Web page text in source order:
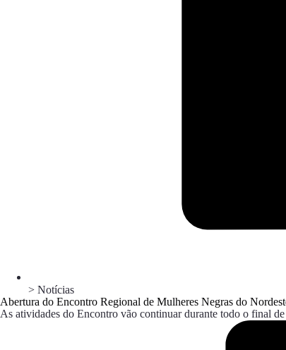
> Notícias
Abertura do Encontro Regional de Mulheres Negras do
As atividades do Encontro vão continuar durante todo o final